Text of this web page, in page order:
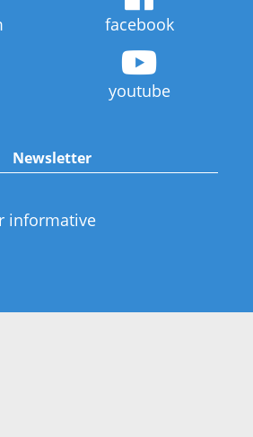
facebook
youtube
Newsletter
informative